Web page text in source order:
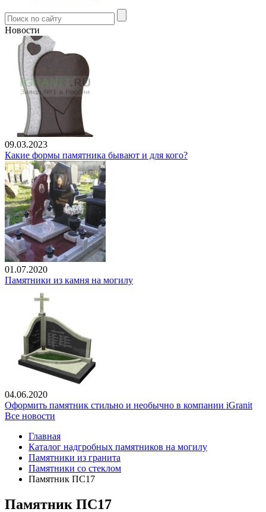
Новости
09.03.2023
Какие формы памятника бывают и для кого?
01.07.2020
Памятники из камня на могилу
04.06.2020
Оформить памятник стильно и необычно в компании iGranit
Все новости
Главная
Каталог надгробных памятников на могилу
Памятники из гранита
Памятники со стеклом
Памятник ПС17
Памятник ПС17